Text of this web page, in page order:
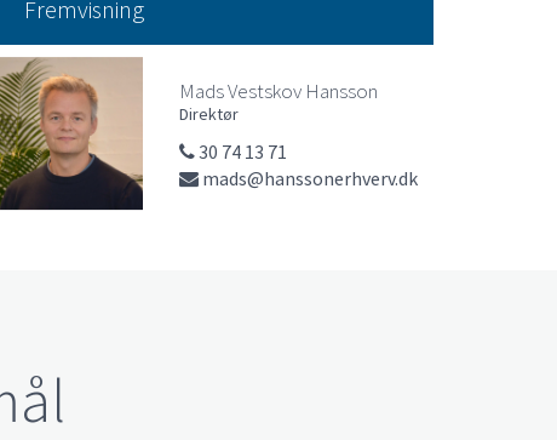
Fremvisning
Mads Vestskov Hansson
Direktør
30 74 13 71
mads@hanssonerhverv.dk